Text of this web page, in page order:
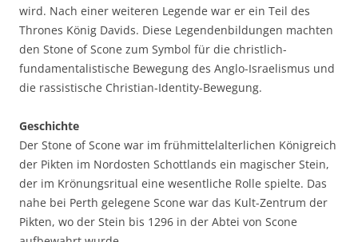
wird. Nach einer weiteren Legende war er ein Teil des
Thrones König Davids. Diese Legendenbildungen machten
den Stone of Scone zum Symbol für die christlich-
fundamentalistische Bewegung des Anglo-Israelismus und
die rassistische Christian-Identity-Bewegung.
Geschichte
Der Stone of Scone war im frühmittelalterlichen Königreich
der Pikten im Nordosten Schottlands ein magischer Stein,
der im Krönungsritual eine wesentliche Rolle spielte. Das
nahe bei Perth gelegene Scone war das Kult-Zentrum der
Pikten, wo der Stein bis 1296 in der Abtei von Scone